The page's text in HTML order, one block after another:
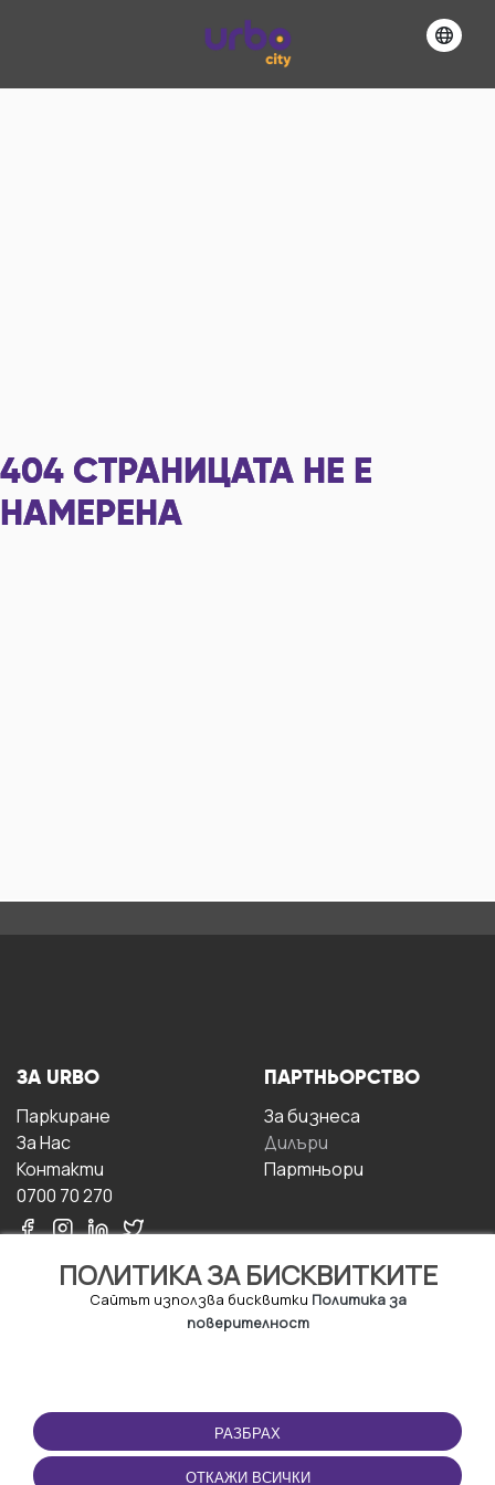
404 СТРАНИЦАТА НЕ Е
НАМЕРЕНА
ПОЛИТИКА ЗА БИСКВИТКИТЕ
Сайтът използва бисквитки Политика за
поверителност
РАЗБРАХ
ОТКАЖИ ВСИЧКИ
ЗА URBO
Паркиране
За Hас
Контакти
0700 70 270
ПАРТНЬОРСТВО
За бизнесa
Дилъри
Партньори
ПОЛЗВАНЕ
Правила и условия за
ползване
ПРИЛОЖЕНИЕТО